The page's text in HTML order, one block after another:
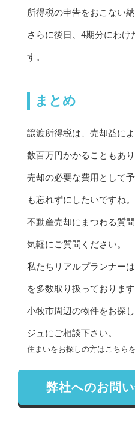
所得税の申告をおこない
さらに後日、4期分にわけ
す。
まとめ
譲渡所得税は、売却益に
数百万円かかることもあり
売却の必要な費用として
も忘れずにしたいですね。
不動産売却にまつわる質
気軽にご質問ください。
私たち リアルプランナー
を多数取り扱っております
小牧市周辺の物件をお探
ジュに ご相談下さい。
住まいをお探しの方はこちら
弊社へのお問